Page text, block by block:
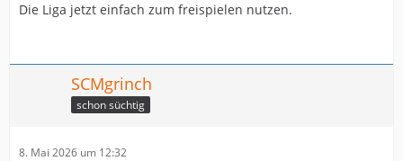
Die Liga jetzt einfach zum freispielen nutzen.
SCMgrinch
schon süchtig
8. Mai 2026 um 12:32